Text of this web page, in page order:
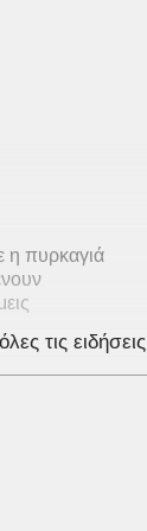
η πυρκαγιά
τις ειδήσεις